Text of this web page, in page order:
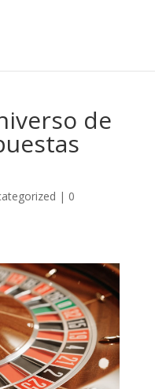
de
| 0